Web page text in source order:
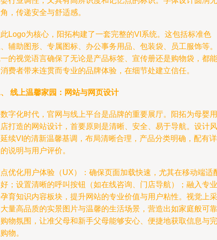
，传递安全与舒适感。
Logo为核心，阳拓构建了一套完整的VI系统。这包括标准色
辅助图形、专属图标、办公事务用品、包装袋、员工服饰等。
的视觉语言确保了无论是产品标签、宣传册还是购物袋，都能
费者带来连贯而专业的品牌体验，在细节处建立信任。
线上温馨家园：网站与网页设计
字化时代，官网与线上平台是品牌的重要展厅。阳拓为母婴用
打造的网站设计，首要原则是清晰、安全、易于导航。设计风
续VI的清新温馨基调，布局清晰合理，产品分类明确，配有详
说明与用户评价。
优化用户体验（UX）：确保页面加载快速，尤其在移动端适
；设置清晰的呼叫按钮（如在线咨询、门店导航）；融入专业
育知识内容板块，提升网站的专业价值与用户粘性。视觉上采
量高品质的实景图片与温馨的生活场景，营造出如家庭般可靠
物氛围，让准父母和新手父母能够安心、便捷地获取信息与完
物。